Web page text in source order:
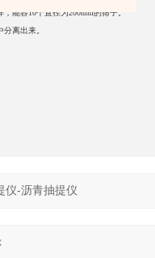
能容10个直径为200mm的筛子。
离出来。